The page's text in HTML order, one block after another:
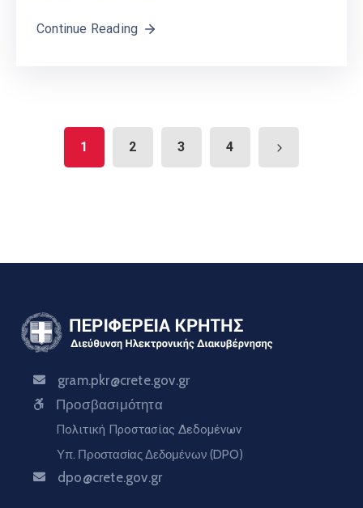
Continue Reading
1 2 3 4
gram.pkr@crete.gov.gr
Προσβασιμότητα
Πολιτική Προστασίας Δεδομένων
Υπ. Προστασίας Δεδομένων (DPO)
dpo@crete.gov.gr